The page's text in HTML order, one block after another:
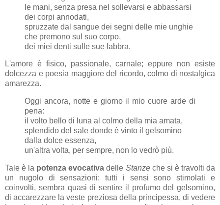
le mani, senza presa nel sollevarsi e abbassarsi
dei corpi annodati,
spruzzate dal sangue dei segni delle mie unghie
che premono sul suo corpo,
dei miei denti sulle sue labbra.
L'amore è fisico, passionale, carnale; eppure non esiste
dolcezza e poesia maggiore del ricordo, colmo di nostalgica
amarezza.
Oggi ancora, notte e giorno il mio cuore arde di
pena:
il volto bello di luna al colmo della mia amata,
splendido del sale donde è vinto il gelsomino
dalla dolce essenza,
un'altra volta, per sempre, non lo vedrò più.
Tale è la potenza evocativadelle Stanze che si è travolti da
un nugolo di sensazioni: tutti i sensi sono stimolati e
coinvolti, sembra quasi di sentire il profumo del gelsomino,
di accarezzare la veste preziosa della principessa, di vedere